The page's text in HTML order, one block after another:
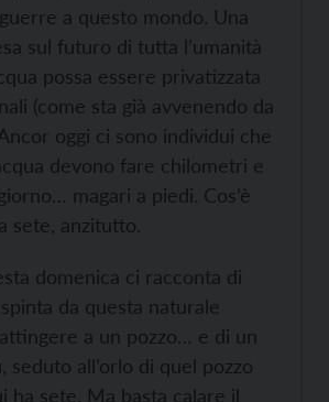
a questo mondo. Una
sul futuro di tutta l’umanità
possa essere privatizzata
(come sta già avvenendo da
oggi ci sono individui che
devono fare chilometri e
magari a piedi. Cos’è
sete, anzitutto.
domenica ci racconta di
da questa naturale
a un pozzo… e di un
seduto all’orlo di quel pozzo
ha sete. Ma basta calare il